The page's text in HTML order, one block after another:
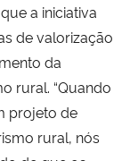
a iniciativa
de valorização
da
rural. “Quando
projeto de
rural, nós